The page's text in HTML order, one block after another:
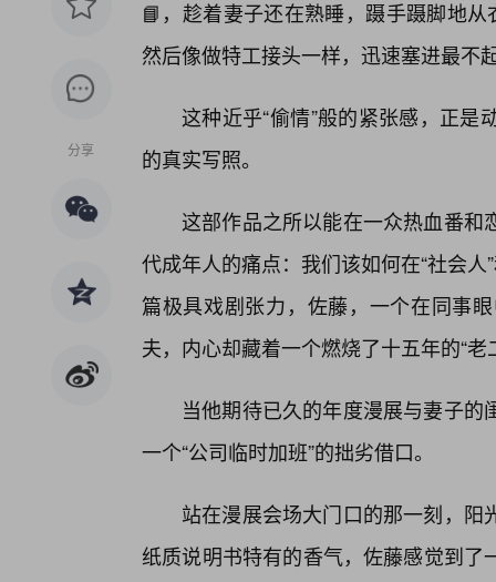
分享
📘，趁着妻子还在熟睡，蹑手蹑脚地
然后像做特工接头一样，迅速塞进最不
这种近乎“偷情”般的紧张感，正
的真实写照。
这部作品之所以能在一众热血番
代成年人的痛点：我们该如何在“社会
篇极具戏剧张力，佐藤，一个在同事
夫，内心却藏着一个燃烧了十五年的“老
当他期待已久的年度漫展与妻子
一个“公司临时加班”的拙劣借口。
站在漫展会场大门口的那一刻，
纸质说明书特有的香气，佐藤感觉到